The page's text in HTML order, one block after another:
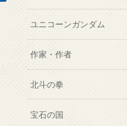
ユニコーンガンダム
作家・作者
北斗の拳
宝石の国